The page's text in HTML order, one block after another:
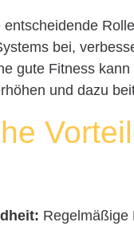
bei,
gute Fitness
und dazu
Regelmäßige